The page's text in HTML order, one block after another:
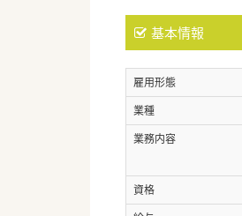
基本情報
雇用形態
業種
業務内容
資格